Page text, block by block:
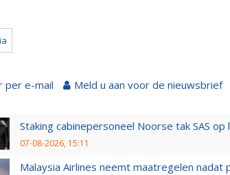
per e-mail Meld u aan voor de nieuwsbrief
Staking cabinepersoneel Noorse tak SAS
07-08-2026, 15:11
Malaysia Airlines neemt maatregelen